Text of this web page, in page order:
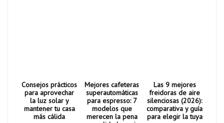
Consejos prácticos
para aprovechar
la luz solar y
mantener tu casa
más cálida
Mejores cafeteras
superautomáticas
para espresso: 7
modelos que
merecen la pena
Las 9 mejores
freidoras de aire
silenciosas (2026):
comparativa y guía
para elegir la tuya